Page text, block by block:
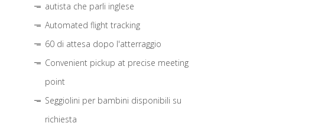
autista che parli inglese
Automated flight tracking
60 di attesa dopo l'atterraggio
Convenient pickup at precise meeting
point
Seggiolini per bambini disponibili su
richiesta